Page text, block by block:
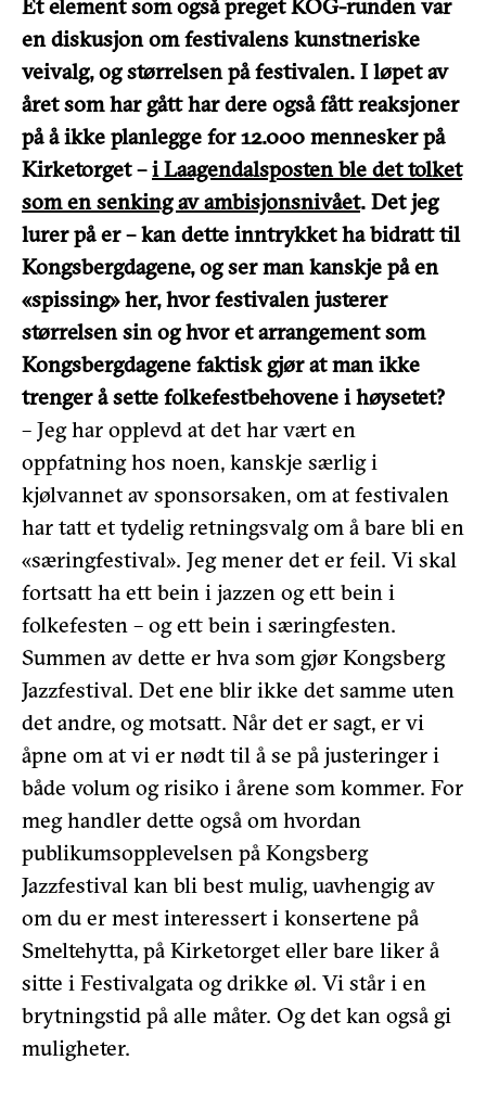
Et element som også preget KOG-runden var
en diskusjon om festivalens kunstneriske
veivalg, og størrelsen på festivalen. I løpet av
året som har gått har dere også fått reaksjoner
på å ikke planlegge for 12.000 mennesker på
Kirketorget –i Laagendalsposten ble det tolket
som en senking av ambisjonsnivået. Det jeg
lurer på er – kan dette inntrykket ha bidratt til
Kongsbergdagene, og ser man kanskje på en
«spissing» her, hvor festivalen justerer
størrelsen sin og hvor et arrangement som
Kongsbergdagene faktisk gjør at man ikke
trenger å sette folkefestbehovene i høysetet?
– Jeg har opplevd at det har vært en
oppfatning hos noen, kanskje særlig i
kjølvannet av sponsorsaken, om at festivalen
har tatt et tydelig retningsvalg om å bare bli en
«særingfestival». Jeg mener det er feil. Vi skal
fortsatt ha ett bein i jazzen og ett bein i
folkefesten – og ett bein i særingfesten.
Summen av dette er hva som gjør Kongsberg
Jazzfestival. Det ene blir ikke det samme uten
det andre, og motsatt. Når det er sagt, er vi
åpne om at vi er nødt til å se på justeringer i
både volum og risiko i årene som kommer. For
meg handler dette også om hvordan
publikumsopplevelsen på Kongsberg
Jazzfestival kan bli best mulig, uavhengig av
om du er mest interessert i konsertene på
Smeltehytta, på Kirketorget eller bare liker å
sitte i Festivalgata og drikke øl. Vi står i en
brytningstid på alle måter. Og det kan også gi
muligheter.